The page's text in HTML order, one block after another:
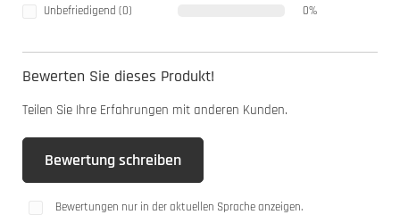
Unbefriedigend (0) 0%
Bewerten Sie dieses Produkt!
Teilen Sie Ihre Erfahrungen mit anderen Kunden.
Bewertung schreiben
Bewertungen nur in der aktuellen Sprache anzeigen.